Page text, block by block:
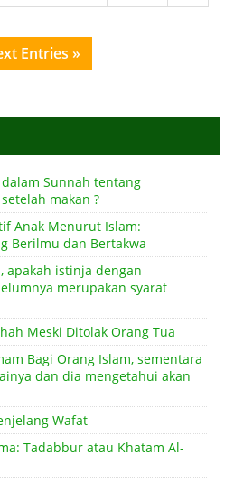
Entries »
Sunnah tentang
makan ?
Anak Menurut Islam:
Berilmu dan Bertakwa
apakah istinja dengan
merupakan syarat
Meski Ditolak Orang Tua
Bagi Orang Islam, sementara
dan dia mengetahui akan
Wafat
Tadabbur atau Khatam Al-